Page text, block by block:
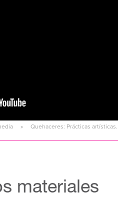
Quehaceres: Prácticas
materiales